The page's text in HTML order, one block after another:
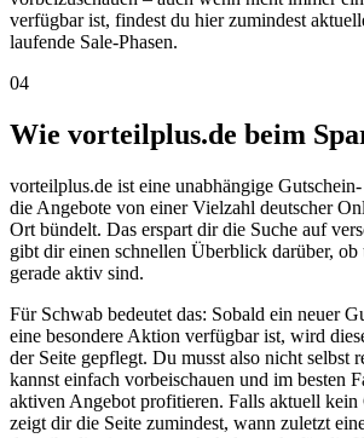
verfügbar ist, findest du hier zumindest
laufende Sale-Phasen.
04
Wie vorteilplus.de beim
vorteilplus.de ist eine unabhängige
die Angebote von einer Vielzahl deutscher
Ort bündelt. Das erspart dir die Suche auf
gibt dir einen schnellen Überblick darüber,
gerade aktiv sind.
Für Schwab bedeutet das: Sobald ein neuer
eine besondere Aktion verfügbar ist, wird
der Seite gepflegt. Du musst also nicht selbst
kannst einfach vorbeischauen und im besten
aktiven Angebot profitieren. Falls aktuell kein
zeigt dir die Seite zumindest, wann zuletzt